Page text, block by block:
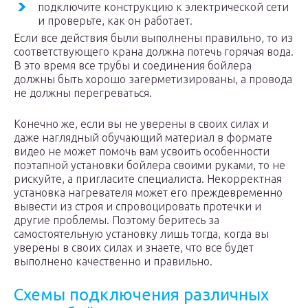
подключите конструкцию к электрической сети
и проверьте, как он работает.
Если все действия были выполнены правильно, то из
соответствующего крана должна потечь горячая вода.
В это время все трубы и соединения бойлера
должны быть хорошо загерметизированы, а провода
не должны перегреваться.
Конечно же, если вы не уверены в своих силах и
даже наглядный обучающий материал в формате
видео не может помочь вам усвоить особенности
поэтапной установки бойлера своими руками, то не
рискуйте, а пригласите специалиста. Некорректная
установка нагревателя может его преждевременно
вывести из строя и спровоцировать протечки и
другие проблемы. Поэтому беритесь за
самостоятельную установку лишь тогда, когда вы
уверены в своих силах и знаете, что все будет
выполнено качественно и правильно.
Схемы подключения различных